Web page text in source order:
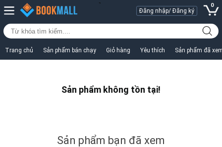
Đăng nhập/ Đăng ký
0
Trang chủ Sản phẩm bán chạy Giỏ hàng Yêu thích Sản phẩm đã
Sản phẩm không tồn tại!
Sản phẩm bạn đã xem